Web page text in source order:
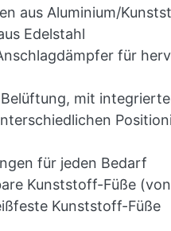
aus Aluminium/
Edelstahl
für
mit
für jeden Bedarf
Kunststoff-Füße
Kunststoff-Füße